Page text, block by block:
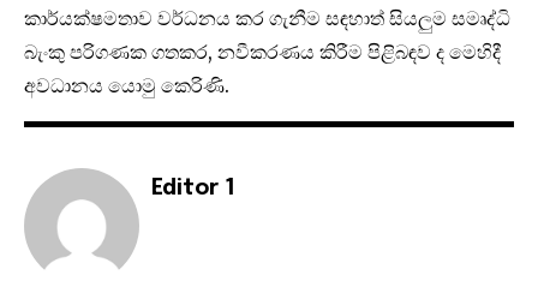
කාර්යක්ෂමතාව වර්ධනය කර ගැනීම සඳහාත් සියලුම සමෘද්ධි
බැංකු පරිගණක ගතකර, නවීකරණය කිරීම පිළිබඳව ද මෙහිදී
අවධානය යොමු කෙරිණි.
Editor 1